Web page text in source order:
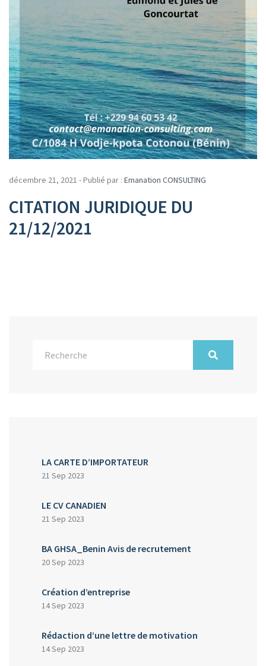
décembre 21, 2021 - Publié par : Emanation CONSULTING
CITATION JURIDIQUE DU
21/12/2021
LA CARTE D’IMPORTATEUR
21 Sep 2023
LE CV CANADIEN
21 Sep 2023
BA GHSA_Benin Avis de recrutement
20 Sep 2023
Création d’entreprise
14 Sep 2023
Rédaction d’une lettre de motivation
14 Sep 2023